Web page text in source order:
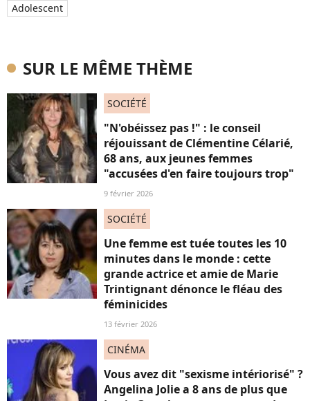
Adolescent
SUR LE MÊME THÈME
SOCIÉTÉ
"N'obéissez pas !" : le conseil
réjouissant de Clémentine Célarié,
68 ans, aux jeunes femmes
"accusées d'en faire toujours trop"
9 février 2026
SOCIÉTÉ
Une femme est tuée toutes les 10
minutes dans le monde : cette
grande actrice et amie de Marie
Trintignant dénonce le fléau des
féminicides
13 février 2026
CINÉMA
Vous avez dit "sexisme intériorisé" ?
Angelina Jolie a 8 ans de plus que